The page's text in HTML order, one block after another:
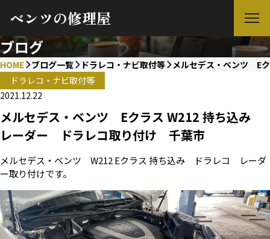
ベンツの修理屋
ブログ
HOME ブログ一覧 ドラレコ・ナビ取付等
メルセデス・ベンツ E
ドラレコ・ナビ取付等
2021.12.22
メルセデス・ベンツ Eクラス W212 持ち込み
レーダー ドラレコ取り付け 千葉市
メルセデス・ベンツ W212 Eクラス 持ち込み ドラレコ レーダ
ー取り付けです。